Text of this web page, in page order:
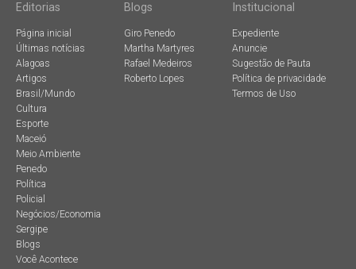
Editorias
Página inicial
Últimas notícias
Alagoas
Artigos
Brasil/Mundo
Cultura
Esporte
Maceió
Meio Ambiente
Penedo
Política
Policial
Negócios/Economia
Sergipe
Blogs
Você Acontece
Blogs
Giro Penedo
Martha Martyres
Rafael Medeiros
Roberto Lopes
Institucional
Expediente
Anuncie
Sugestão de Pauta
Política de privacidade
Termos de Uso